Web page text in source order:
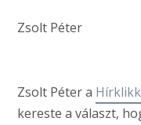
Zsolt Péter
Zsolt Péter a
kereste a választ,